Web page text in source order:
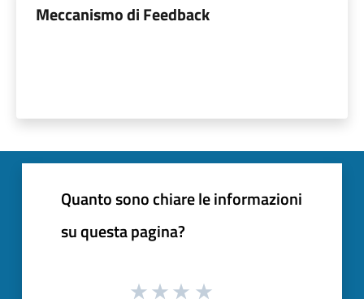
Meccanismo di Feedback
Quanto sono chiare le informazioni
su questa pagina?